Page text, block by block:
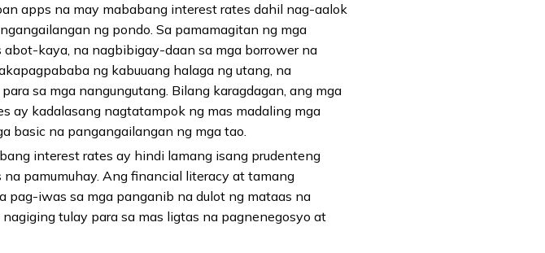
apps na may mababang interest rates dahil nag-aalok
ng pondo. Sa pamamagitan ng mga
kaya, na nagbibigay-daan sa mga borrower na
ng kabuuang halaga ng utang, na
sa mga nangungutang. Bilang karagdagan, ang mga
ay kadalasang nagtatampok ng mas madaling mga
basic na pangangailangan ng mga tao.
interest rates ay hindi lamang isang prudenteng
pamumuhay. Ang financial literacy at tamang
pag-iwas sa mga panganib na dulot ng mataas na
tulay para sa mas ligtas na pagnenegosyo at